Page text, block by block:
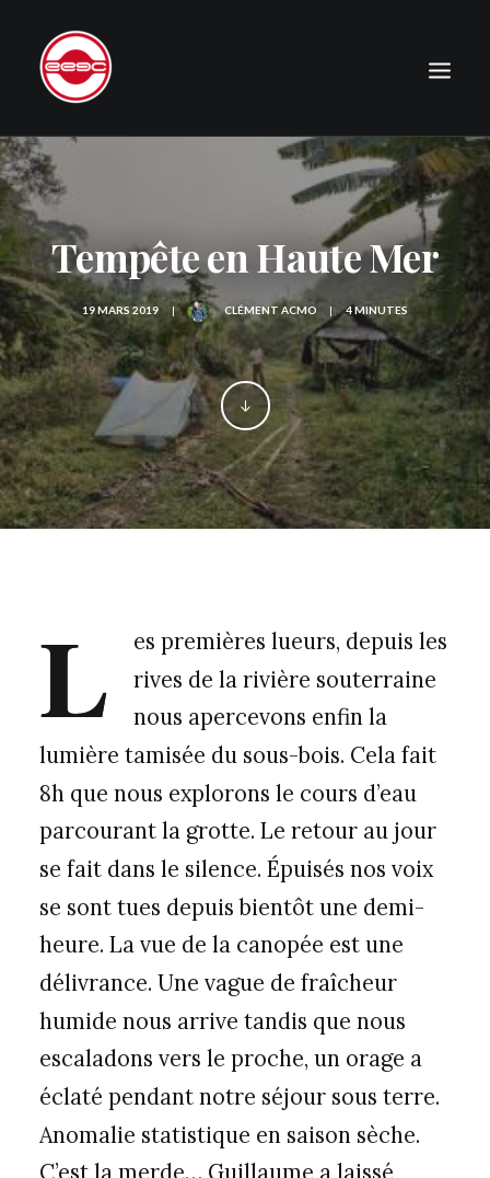
LE CLUB
EXPÉDITIONS
JOURNAL
PHOTOGRAPHIE
PUBLICATIONS
CONTACT
Tempête en Haute Mer
19 MARS 2019 | CLÉMENT ACMO | 4 MINUTES
L
es premières lueurs, depuis les
rives de la rivière souterraine
nous apercevons enfin la
lumière tamisée du sous-bois. Cela fait
8h que nous explorons le cours d’eau
parcourant la grotte. Le retour au jour
se fait dans le silence. Épuisés nos voix
se sont tues depuis bientôt une demi-
heure. La vue de la canopée est une
délivrance. Une vague de fraîcheur
humide nous arrive tandis que nous
escaladons vers le proche, un orage a
éclaté pendant notre séjour sous terre.
Anomalie statistique en saison sèche.
C’est la merde… Guillaume a laissé